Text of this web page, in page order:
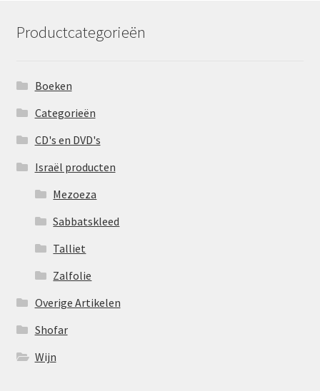
Productcategorieën
Boeken
Categorieën
CD's en DVD's
Israël producten
Mezoeza
Sabbatskleed
Talliet
Zalfolie
Overige Artikelen
Shofar
Wijn